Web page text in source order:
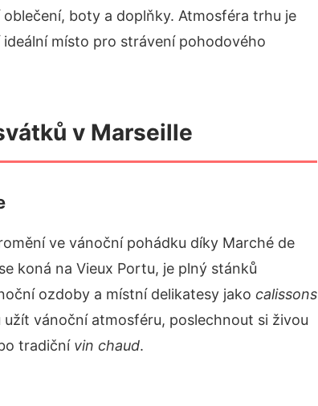
boty a doplňky. Atmosféra trhu je
místo pro strávení pohodového
v Marseille
ve vánoční pohádku díky Marché de
koná na Vieux Portu, je plný stánků
ozdoby a místní delikatesy jako calissons
vánoční atmosféru, poslechnout si živou
tradiční vin chaud.